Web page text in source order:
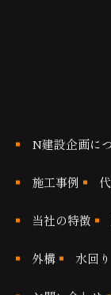
N建設企画に
施工事例
当社の特徴
外構 水回り